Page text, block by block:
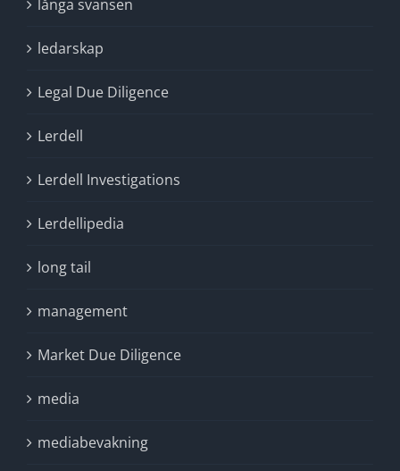
långa svansen
ledarskap
Legal Due Diligence
Lerdell
Lerdell Investigations
Lerdellipedia
long tail
management
Market Due Diligence
media
mediabevakning